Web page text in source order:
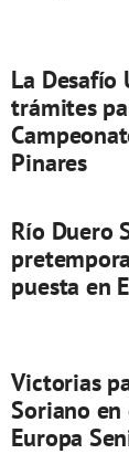
La Desafío
trámites
Pinares
Río Duero
puesta en
Victorias
Soriano en
Europa